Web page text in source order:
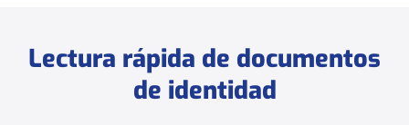
Lectura rápida de documentos
de identidad